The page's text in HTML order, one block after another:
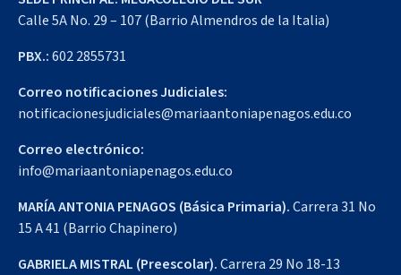
Calle 5A No. 29 – 107 (Barrio Almendros de la Italia)
PBX.:602 2855731
Correo notificaciones Judiciales:
notificacionesjudiciales@mariaantoniapenagos.edu.co
Correo electrónico:
info@mariaantoniapenagos.edu.co
MARÍA ANTONIA PENAGOS (Básica Primaria).Carrera 31 No
15 A 41 (Barrio Chapinero)
GABRIELA MISTRAL (Preescolar).Carrera 29 No 18-13